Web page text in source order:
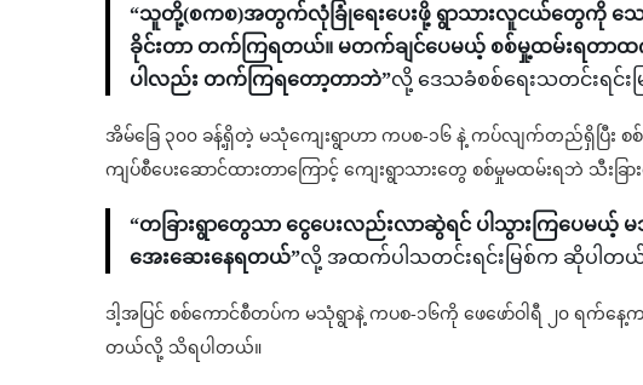
“သူတို့(စကစ)အတွက်လုံခြုံရေးပေးဖို့ ရွာသားလူငယ်တွေကို သ
ခိုင်းတာ တက်ကြရတယ်။ မတက်ချင်ပေမယ့် စစ်မှု့ထမ်းရတာ
ပါလည်း တက်ကြရတော့တာဘဲ”လို့ ဒေသခံစစ်ရေးသတင်းရင်
အိမ်ခြေ ၃၀၀ ခန့်ရှိတဲ့ မသုံကျေးရွာဟာ ကပစ-၁၆ နဲ့ ကပ်လျက်တည်ရှိပြီး
ကျပ်စီပေးဆောင်ထားတာကြောင့် ကျေးရွာသားတွေ စစ်မှုမထမ်းရဘဲ သီ
“တခြားရွာတွေသာ ငွေပေးလည်းလာဆွဲရင် ပါသွားကြပေမယ့် မ
အေးဆေးနေရတယ်”လို့ အထက်ပါသတင်းရင်းမြစ်က ဆိုပါတယ်
ဒါ့အပြင် စစ်ကောင်စီတပ်က မသုံရွာနဲ့ ကပစ-၁၆ကို ဖေဖော်ဝါရီ ၂၀ ရက်နေ့
တယ်လို့ သိရပါတယ်။